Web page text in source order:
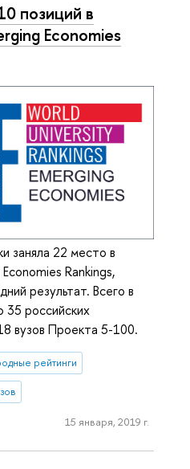
позиций в
Economies
заняла 22 место в
Rankings,
результат. Всего в
35 российских
вузов Проекта 5-100.
рейтинги
15 января, 2019 г.